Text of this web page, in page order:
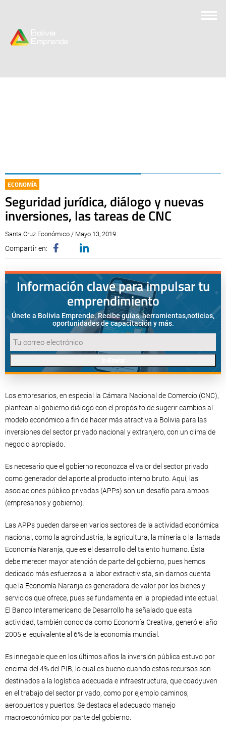
ECONOMÍA
Seguridad jurídica, diálogo y nuevas
inversiones, las tareas de CNC
Santa Cruz Económico / Mayo 13, 2019
Compartir en:
Información clave para impulsar tu
emprendimiento
Únete a Bolivia Emprende. Recibe guías, herramientas,noticias,
oportunidades de capacitación y más.
Los empresarios, en especial la Cámara Nacional de Comercio (CNC),
plantean al gobierno diálogo con el propósito de sugerir cambios al
modelo económico a fin de hacer más atractiva a Bolivia para las
inversiones del sector privado nacional y extranjero, con un clima de
negocio apropiado.
Es necesario que el gobierno reconozca el valor del sector privado
como generador del aporte al producto interno bruto. Aquí, las
asociaciones público privadas (APPs) son un desafío para ambos
(empresarios y gobierno).
Las APPs pueden darse en varios sectores de la actividad económica
nacional, como la agroindustria, la agricultura, la minería o la llamada
Economía Naranja, que es el desarrollo del talento humano. Ésta
debe merecer mayor atención de parte del gobierno, pues hemos
dedicado más esfuerzos a la labor extractivista, sin darnos cuenta
que la Economía Naranja es generadora de valor por los bienes y
servicios que ofrece, pues se fundamenta en la propiedad intelectual.
El Banco Interamericano de Desarrollo ha señalado que esta
actividad, también conocida como Economía Creativa, generó el año
2005 el equivalente al 6% de la economía mundial.
Es innegable que en los últimos años la inversión pública estuvo por
encima del 4% del PIB, lo cual es bueno cuando estos recursos son
destinados a la logística adecuada e infraestructura, que coadyuven
en el trabajo del sector privado, como por ejemplo caminos,
aeropuertos y puertos. Se destaca el adecuado manejo
macroeconómico por parte del gobierno.